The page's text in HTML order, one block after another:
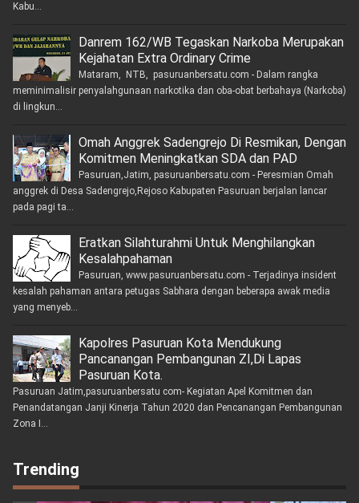
Kabu...
Danrem 162/WB Tegaskan Narkoba Merupakan
Kejahatan Extra Ordinary Crime
Mataram, NTB, pasuruanbersatu.com - Dalam rangka
meminimalisir penyalahgunaan narkotika dan oba-obat berbahaya (Narkoba)
di lingkun...
Omah Anggrek Sadengrejo Di Resmikan, Dengan
Komitmen Meningkatkan SDA dan PAD
Pasuruan,Jatim, pasuruanbersatu.com - Peresmian Omah
anggrek di Desa Sadengrejo,Rejoso Kabupaten Pasuruan berjalan lancar
pada pagi ta...
Eratkan Silahturahmi Untuk Menghilangkan
Kesalahpahaman
Pasuruan, www.pasuruanbersatu.com - Terjadinya insident
kesalah pahaman antara petugas Sabhara dengan beberapa awak media
yang menyeb...
Kapolres Pasuruan Kota Mendukung
Pancanangan Pembangunan ZI,Di Lapas
Pasuruan Kota.
Pasuruan Jatim,pasuruanbersatu com- Kegiatan Apel Komitmen dan
Penandatangan Janji Kinerja Tahun 2020 dan Pencanangan Pembangunan
Zona I...
Trending